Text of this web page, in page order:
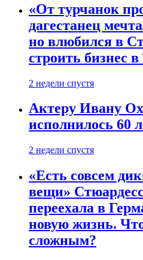
«От турчанок
дагестанец
но влюбился в
строить бизнес
2 недели спустя
Актеру Ивану
исполнилось 60
2 недели спустя
«Есть совсем
вещи»
переехала в
новую жизнь.
сложным?